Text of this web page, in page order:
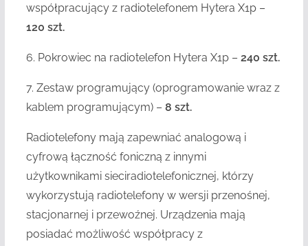
współpracujący z radiotelefonem Hytera X1p –
120 szt.
6. Pokrowiec na radiotelefon Hytera X1p – 240 szt.
7. Zestaw programujący (oprogramowanie wraz z
kablem programującym) – 8 szt.
Radiotelefony mają zapewniać analogową i
cyfrową łączność foniczną z innymi
użytkownikami sieciradiotelefonicznej, którzy
wykorzystują radiotelefony w wersji przenośnej,
stacjonarnej i przewoźnej. Urządzenia mają
posiadać możliwość współpracy z